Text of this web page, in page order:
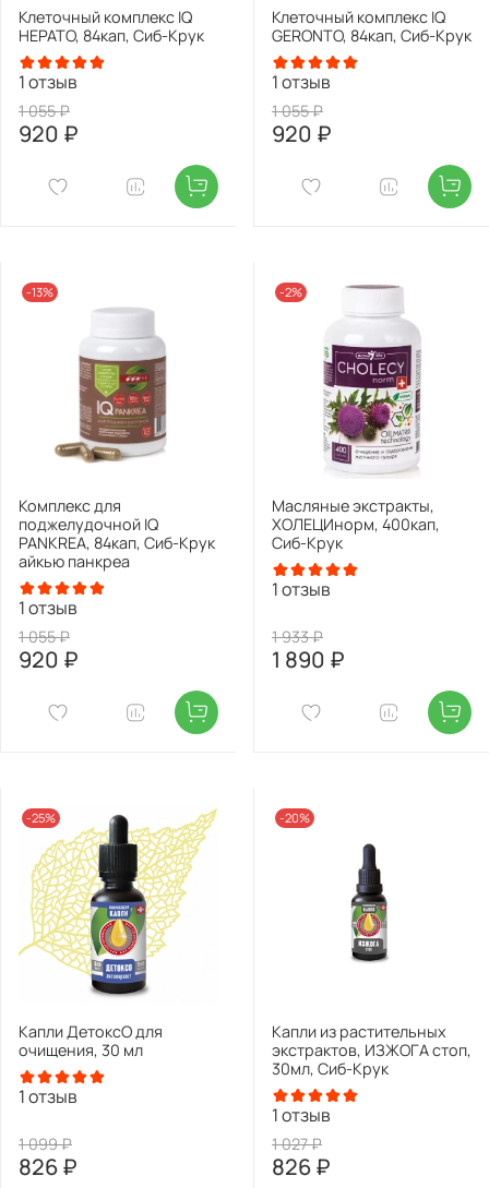
Клеточный комплекс IQ
HEPATO, 84кап, Сиб-Крук
1отзыв
1 055 ₽
920 ₽
Клеточный комплекс IQ
GERONTO, 84кап, Сиб-Крук
1отзыв
1 055 ₽
920 ₽
-13%
Комплекс для
поджелудочной IQ
PANKREA, 84кап, Сиб-Крук
айкью панкреа
1отзыв
1 055 ₽
920 ₽
-2%
Масляные экстракты,
ХОЛЕЦИнорм, 400кап,
Сиб-Крук
1отзыв
1 933 ₽
1 890 ₽
-25%
Капли ДетоксО для
очищения, 30 мл
1отзыв
1 099 ₽
826 ₽
-20%
Капли из растительных
экстрактов, ИЗЖОГА стоп,
30мл, Сиб-Крук
1отзыв
1 027 ₽
826 ₽